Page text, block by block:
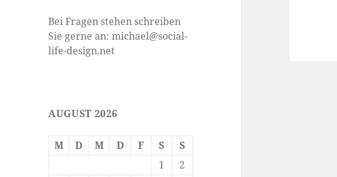
Bei Fragen stehen schreiben
Sie gerne an: michael@social-
life-design.net
AUGUST 2026
M D M D F S
S
1
2